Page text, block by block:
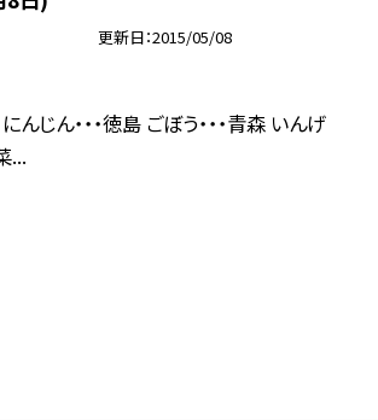
更新日 2015/05/08
じん・・・徳島 ごぼう・・・青森 いんげ
...